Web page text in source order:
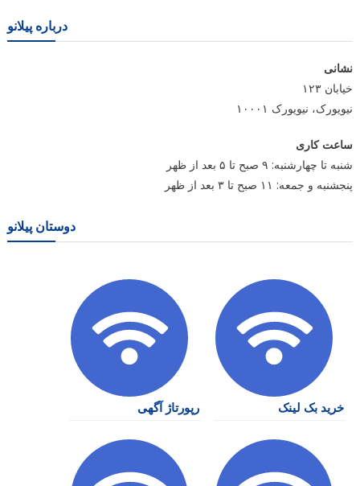
درباره پیلانو
نشانی
خیابان ۱۲۳
نیویورک، نیویورک ۱۰۰۰۱
ساعت کاری
شنبه تا چهارشنبه: ۹ صبح تا ۵ بعد از ظهر
پنجشنبه و جمعه: ۱۱ صبح تا ۳ بعد از ظهر
دوستان پیلانو
خرید بک لینک رپورتاژ آگهی